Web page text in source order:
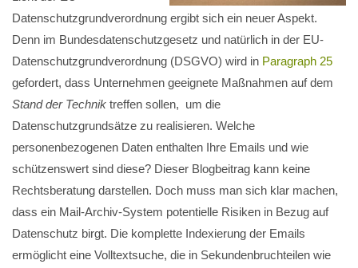
Datenschutzgrundverordnung ergibt sich ein neuer Aspekt.
Denn im Bundesdatenschutzgesetz und natürlich in der EU-
Datenschutzgrundverordnung (DSGVO) wird in Paragraph 25
gefordert, dass Unternehmen geeignete Maßnahmen auf dem
Stand der Technik treffen sollen, um die
Datenschutzgrundsätze zu realisieren. Welche
personenbezogenen Daten enthalten Ihre Emails und wie
schützenswert sind diese? Dieser Blogbeitrag kann keine
Rechtsberatung darstellen. Doch muss man sich klar machen,
dass ein Mail-Archiv-System potentielle Risiken in Bezug auf
Datenschutz birgt. Die komplette Indexierung der Emails
ermöglicht eine Volltextsuche, die in Sekundenbruchteilen wie